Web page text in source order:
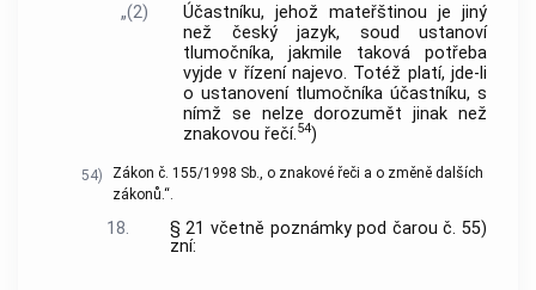
„(2)
Účastníku, jehož mateřštinou je jiný
než český jazyk, soud ustanoví
tlumočníka, jakmile taková potřeba
vyjde v řízení najevo. Totéž platí, jde-li
o ustanovení tlumočníka účastníku, s
nímž se nelze dorozumět jinak než
znakovou řečí.54)
54)
Zákon č. 155/1998 Sb., o znakové řeči a o změně dalších
zákonů.“.
18.
§ 21 včetně poznámky pod čarou č. 55)
zní: